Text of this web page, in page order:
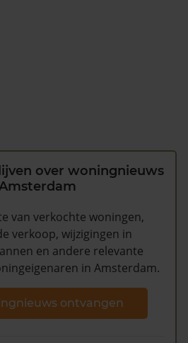
over woningnieuws
van verkochte woningen,
verkoop, wijzigingen in
en andere relevante
in Amsterdam.
ontvangen